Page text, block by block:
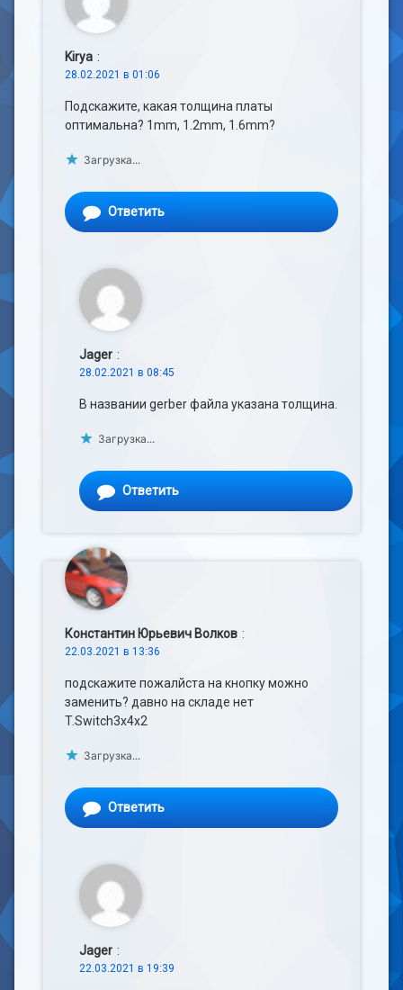
Kirya :
28.02.2021 в 01:06
Подскажите, какая толщина платы
оптимальна? 1mm, 1.2mm, 1.6mm?
Загрузка...
Ответить
Jager :
28.02.2021 в 08:45
В названии gerber файла указана толщина.
Загрузка...
Ответить
Константин Юрьевич Волков :
22.03.2021 в 13:36
подскажите пожалйста на кнопку можно
заменить? давно на складе нет
T.Switch3x4x2
Загрузка...
Ответить
Jager :
22.03.2021 в 19:39